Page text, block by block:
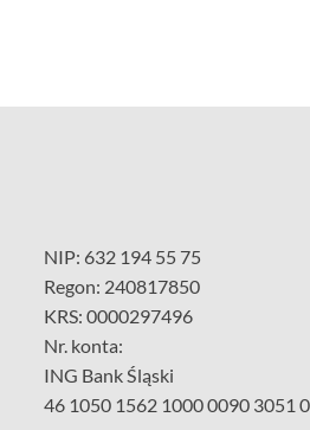
NIP: 632 194 55 75
Regon: 240817850
KRS: 0000297496
Nr. konta:
ING Bank Śląski
46 1050 1562 1000 0090 3051